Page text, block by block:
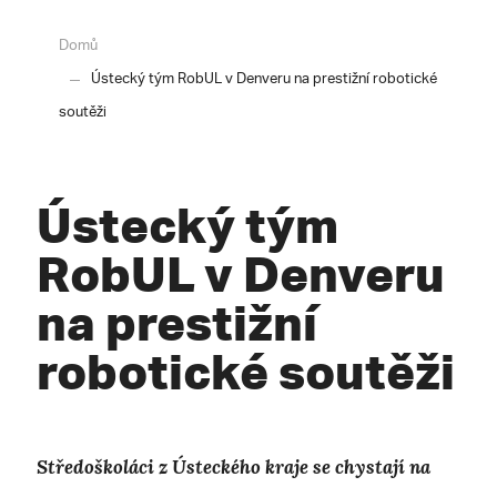
Domů
Ústecký tým RobUL v Denveru na prestižní robotické
soutěži
Ústecký tým
RobUL v Denveru
na prestižní
robotické soutěži
Středoškoláci z Ústeckého kraje se chystají na